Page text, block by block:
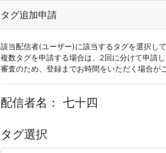
タグ追加申請
該当配信者(ユーザー)に該当するタグを選択し
複数タグを申請する場合は、2回に分けて申請
審査のため、登録までお時間をいただく場合が
配信者名： 七十四
タグ選択